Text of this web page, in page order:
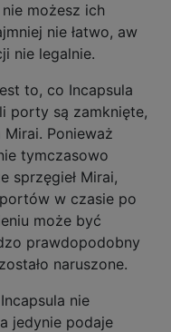
możesz ich
nie łatwo, aw
nie legalnie.
to, co Incapsula
porty są zamknięte,
Mirai. Ponieważ
tymczasowo
sprzęgieł Mirai,
w czasie po
może być
prawdopodobny
naruszone.
nie
jedynie podaje